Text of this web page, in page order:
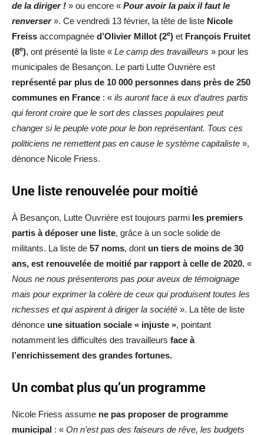
de la diriger ! » ou encore « Pour avoir la paix il faut le
renverser ». Ce vendredi 13 février, la tête de liste Nicole
Freiss accompagnée d’Olivier Millot (2e) et François Fruitet
(8e), ont présenté la liste « Le camp des travailleurs » pour les
municipales de Besançon. Le parti Lutte Ouvrière est
représenté par plus de 10 000 personnes dans près de 250
communes en France : « ils auront face à eux d’autres partis
qui feront croire que le sort des classes populaires peut
changer si le peuple vote pour le bon représentant. Tous ces
politiciens ne remettent pas en cause le système capitaliste »,
dénonce Nicole Friess.
Une liste renouvelée pour moitié
À Besançon, Lutte Ouvrière est toujours parmi les premiers
partis à déposer une liste, grâce à un socle solide de
militants. La liste de 57 noms, dont un tiers de moins de 30
ans, est renouvelée de moitié par rapport à celle de 2020. «
Nous ne nous présenterons pas pour aveux de témoignage
mais pour exprimer la colère de ceux qui produisent toutes les
richesses et qui aspirent à diriger la société ». La tête de liste
dénonce une situation sociale « injuste », pointant
notamment les difficultés des travailleurs face à
l’enrichissement des grandes fortunes.
Un combat plus qu’un programme
Nicole Friess assume ne pas proposer de programme
municipal : « On n’est pas des faiseurs de rêve, les budgets